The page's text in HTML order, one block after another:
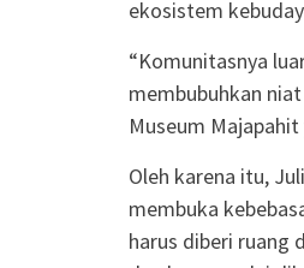
ekosistem
“Komunitasnya
membubuhkan
Museum
Oleh karena itu,
membuka
harus diberi ruang